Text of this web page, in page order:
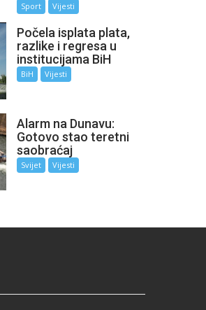
Sport Vijesti
Počela isplata plata,
razlike i regresa u
institucijama BiH
BiH Vijesti
Alarm na Dunavu:
Gotovo stao teretni
saobraćaj
Svijet Vijesti